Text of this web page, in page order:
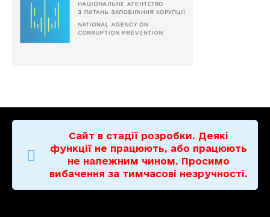
Сайт в стадії розробки. Деякі
функції не працюють, або працюють
не належним чином. Просимо
вибачення за тимчасові незручності.